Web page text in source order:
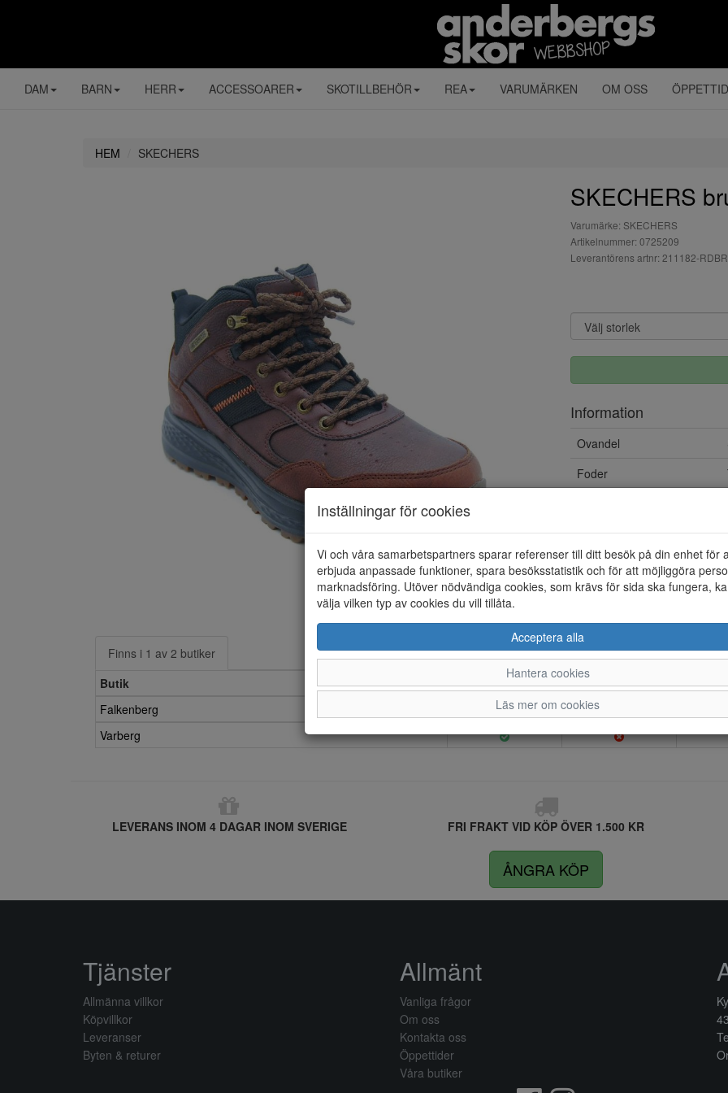
DAM BARN HERR ACCESSOARER SKOTILLBEHÖR REA VARUMÄRKEN OM OSS
HEM SKECHERS
SKECHERS
Varumärke: SKECHERS
Artikelnummer: 0725209
Leverantörens artnr: 211182-RDBR
Information
Ovandel
Foder
Övrigt
Löstagbar innersula
Finns i 1 av 2 butiker
Butik
41 42
Falkenberg
Varberg
LEVERANS INOM 4 DAGAR INOM SVERIGE FRI FRAKT VID KÖP ÖVER 1.500 KR
ÅNGRA KÖP
Inställningar för cookies
Vi och våra samarbetspartners sparar referenser till ditt besök på din enhet för
erbjuda anpassade funktioner, spara besöksstatistik och för att möjliggöra
marknadsföring. Utöver nödvändiga cookies, som krävs för sida ska fungera,
välja vilken typ av cookies du vill tillåta.
Acceptera alla
Hantera cookies
Läs mer om cookies
Tjänster
Allmänna villkor
Köpvillkor
Leveranser
Byten & returer
Allmänt
Vanliga frågor
Om oss
Kontakta oss
Öppettider
Våra butiker